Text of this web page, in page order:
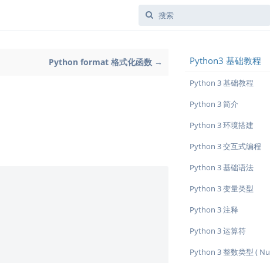
Python format 格式化函数 → Python3 基础教程
Python 3 基础教程
Python 3 简介
Python 3 环境搭建
Python 3 交互式编程
Python 3 基础语法
Python 3 变量类型
Python 3 注释
Python 3 运算符
Python 3 整数类型 (